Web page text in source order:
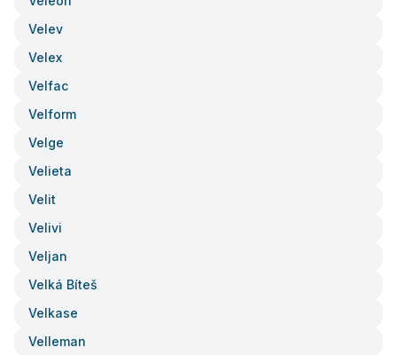
Velev
Velex
Velfac
Velform
Velge
Velieta
Velit
Velivi
Veljan
Velká Bíteš
Velkase
Velleman